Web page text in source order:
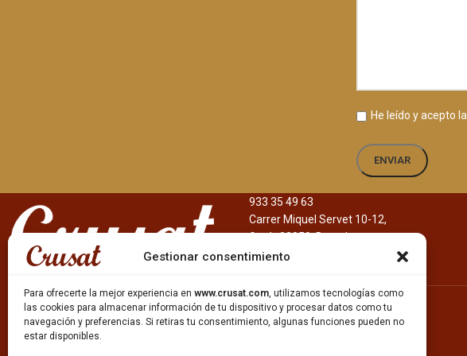
Gestionar consentimiento
Para ofrecerte la mejor experiencia en www.crusat.com, utilizamos tecnologías como
las cookies para almacenar información de tu dispositivo y procesar datos como tu
navegación y preferencias. Si retiras tu consentimiento, algunas funciones pueden no
estar disponibles.
He leído y acepto la
933 35 49 63
Carrer Miquel Servet 10-12,
Gavà, 08850, Barcelona.